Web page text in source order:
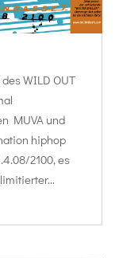
WILD OUT
MUVA und
hiphop
2100, es